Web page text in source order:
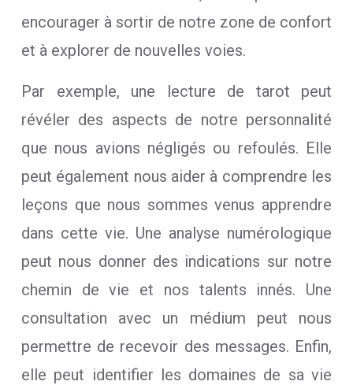
encourager à sortir de notre zone de confort
et à explorer de nouvelles voies.
Par exemple, une lecture de tarot peut
révéler des aspects de notre personnalité
que nous avions négligés ou refoulés. Elle
peut également nous aider à comprendre les
leçons que nous sommes venus apprendre
dans cette vie. Une analyse numérologique
peut nous donner des indications sur notre
chemin de vie et nos talents innés. Une
consultation avec un médium peut nous
permettre de recevoir des messages. Enfin,
elle peut identifier les domaines de sa vie